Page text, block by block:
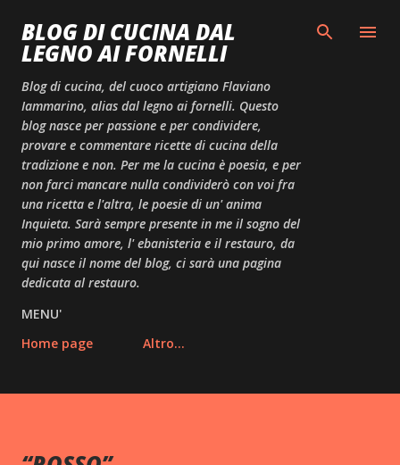
Passa ai contenuti principali
BLOG DI CUCINA DAL
LEGNO AI FORNELLI
Blog di cucina, del cuoco artigiano Flaviano
Iammarino, alias dal legno ai fornelli. Questo
blog nasce per passione e per condividere,
provare e commentare ricette di cucina della
tradizione e non. Per me la cucina è poesia, e per
non farci mancare nulla condividerò con voi fra
una ricetta e l'altra, le poesie di un' anima
Inquieta. Sarà sempre presente in me il sogno del
mio primo amore, l' ebanisteria e il restauro, da
qui nasce il nome del blog, ci sarà una pagina
dedicata al restauro.
MENU'
Home page
Altro…